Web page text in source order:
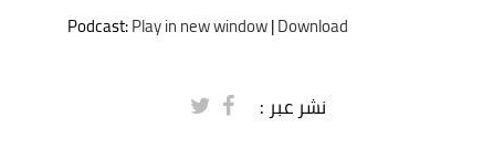
الصوت
Podcast:Play in new window|Download
نشر عبر :